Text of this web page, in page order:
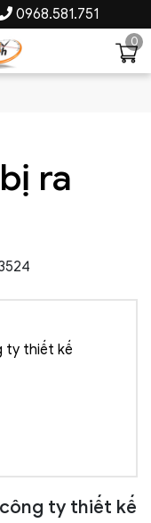
0968.581.751
0
ra
ty thiết kế
ty thiết kế